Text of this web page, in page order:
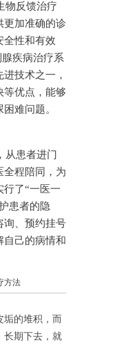
物反馈治疗
更加准确的诊
全性和有效
疾病治疗系
技术之一，
等优点，能够
难问题。
从患者进门
全程陪同，为
行了“一医一
患者的隐
询、预约挂号
自己的病情和
方法
垢的堆积，而
长期下去，就